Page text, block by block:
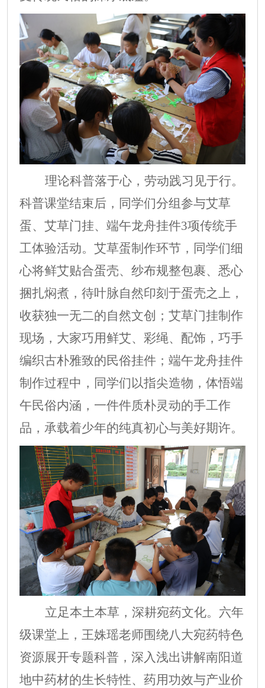
理论科普落于心，劳动践习见于行。
科普课堂结束后，同学们分组参与艾草
蛋、艾草门挂、端午龙舟挂件3项传统手
工体验活动。艾草蛋制作环节，同学们细
心将鲜艾贴合蛋壳、纱布规整包裹、悉心
捆扎焖煮，待叶脉自然印刻于蛋壳之上，
收获独一无二的自然文创；艾草门挂制作
现场，大家巧用鲜艾、彩绳、配饰，巧手
编织古朴雅致的民俗挂件；端午龙舟挂件
制作过程中，同学们以指尖造物，体悟端
午民俗内涵，一件件质朴灵动的手工作
品，承载着少年的纯真初心与美好期许。
立足本土本草，深耕宛药文化。六年
级课堂上，王姝瑶老师围绕八大宛药特色
资源展开专题科普，深入浅出讲解南阳道
地中药材的生长特性、药用功效与产业价